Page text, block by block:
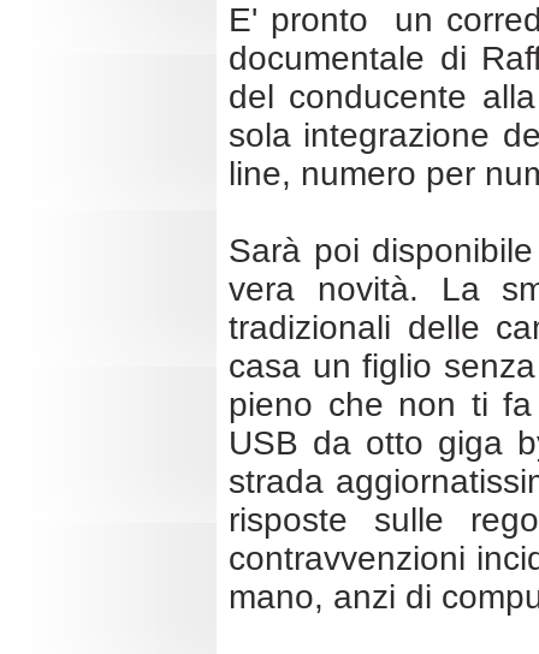
E' pronto un
documentale di
del conducente
sola integrazione
line, numero per
Sarà poi
vera novità. La
tradizionali delle
casa un figlio
pieno che non ti
USB da otto giga
strada
risposte sulle
contravvenzioni
mano, anzi di